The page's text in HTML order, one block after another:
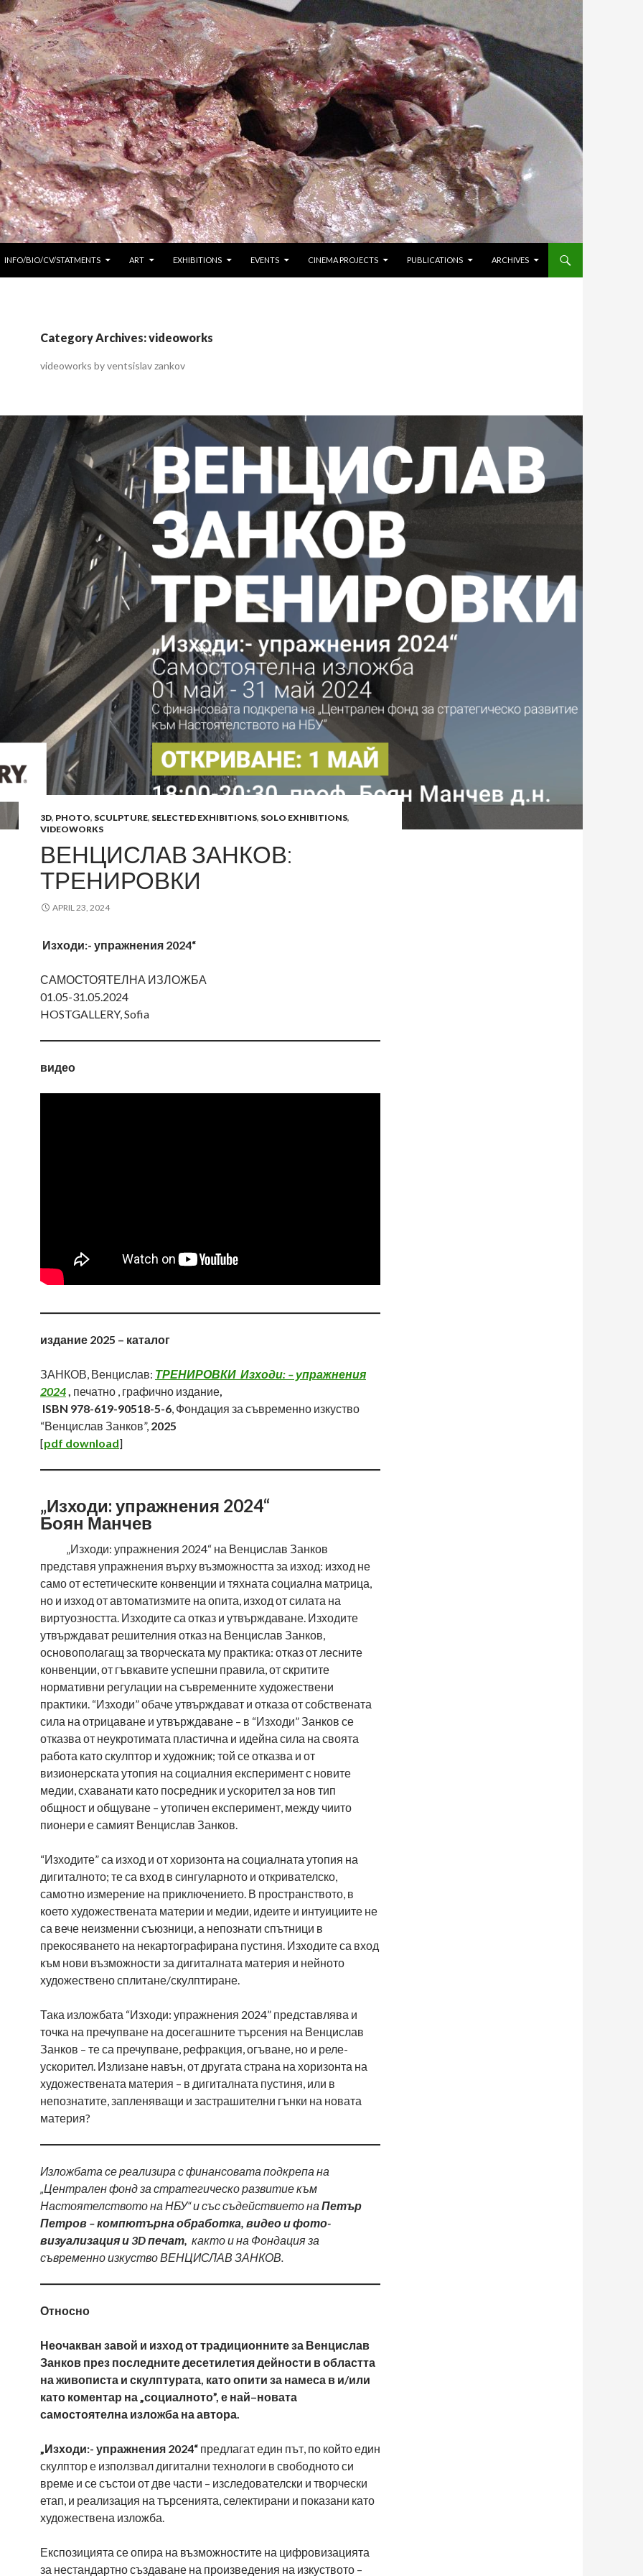
INFO/BIO/CV/STATMENTS ART EXHIBITIONS EVENTS CINEMA PROJECTS PUBLICATIONS ARCHIVES
Category Archives: videoworks
videoworks by ventsislav zankov
3D, PHOTO, SCULPTURE, SELECTED EXHIBITIONS, SOLO EXHIBITIONS,
VIDEOWORKS
ВЕНЦИСЛАВ ЗАНКОВ:
ТРЕНИРОВКИ
APRIL 23, 2024
Изходи:- упражнения 2024“
САМОСТОЯТЕЛНА ИЗЛОЖБА
01.05-31.05.2024
HOSTGALLERY, Sofia
видео
издание 2025 – каталог
ЗАНКОВ, Венцислав: ТРЕНИРОВКИ Изходи: – упражнения
2024, печатно , графично издание,
ISBN 978-619-90518-5-6, Фондация за съвременно изкуство
“Венцислав Занков”, 2025
[pdf download]
„Изходи: упражнения 2024“
Боян Манчев
„Изходи: упражнения 2024“ на Венцислав Занков
представя упражнения върху възможността за изход: изход не
само от естетическите конвенции и тяхната социална матрица,
но и изход от автоматизмите на опита, изход от силата на
виртуозността. Изходите са отказ и утвърждаване. Изходите
утвърждават решителния отказ на Венцислав Занков,
основополагащ за творческата му практика: отказ от лесните
конвенции, от гъвкавите успешни правила, от скритите
нормативни регулации на съвременните художествени
практики. “Изходи” обаче утвърждават и отказа от собствената
сила на отрицаване и утвърждаване – в “Изходи” Занков се
отказва от неукротимата пластична и идейна сила на своята
работа като скулптор и художник; той се отказва и от
визионерската утопия на социалния експеримент с новите
медии, схаванати като посредник и ускорител за нов тип
общност и общуване – утопичен експеримент, между чиито
пионери е самият Венцислав Занков.
“Изходите” са изход и от хоризонта на социалната утопия на
дигиталното; те са вход в сингуларното и откривателско,
самотно измерение на приключението. В пространството, в
което художествената материи и медии, идеите и интуициите не
са вече неизменни съюзници, а непознати спътници в
прекосяването на некартографирана пустиня. Изходите са вход
към нови възможности за дигиталната материя и нейното
художествено сплитане/скулптиране.
Така изложбата “Изходи: упражнения 2024” представлява и
точка на пречупване на досегашните търсения на Венцислав
Занков – те са пречупване, рефракция, огъване, но и реле-
ускорител. Излизане навън, от другата страна на хоризонта на
художествената материя – в дигиталната пустиня, или в
непознатите, запленяващи и застрашителни гънки на новата
материя?
Изложбата се реализира с финансовата подкрепа на
„Централен фонд за стратегическо развитие към
Настоятелството на НБУ“ и със съдействието на Петър
Петров – компютърна обработка, видео и фото-
визуализация и 3D печат, както и на Фондация за
съвременно изкуство ВЕНЦИСЛАВ ЗАНКОВ.
Относно
Неочакван завой и изход от традиционните за Венцислав
Занков през последните десетилетия дейности в областта
на живописта и скулптурата, като опити за намеса в и/или
като коментар на „социалното”, е най–новата
самостоятелна изложба на автора.
„Изходи:- упражнения 2024“ предлагат един път, по който един
скулптор е използвал дигитални технологи в свободното си
време и се състои от две части – изследователски и творчески
етап, и реализация на търсенията, селектирани и показани като
художествена изложба.
Експозицията се опира на възможностите на цифровизацията
за нестандартно създаване на произведения на изкуството –